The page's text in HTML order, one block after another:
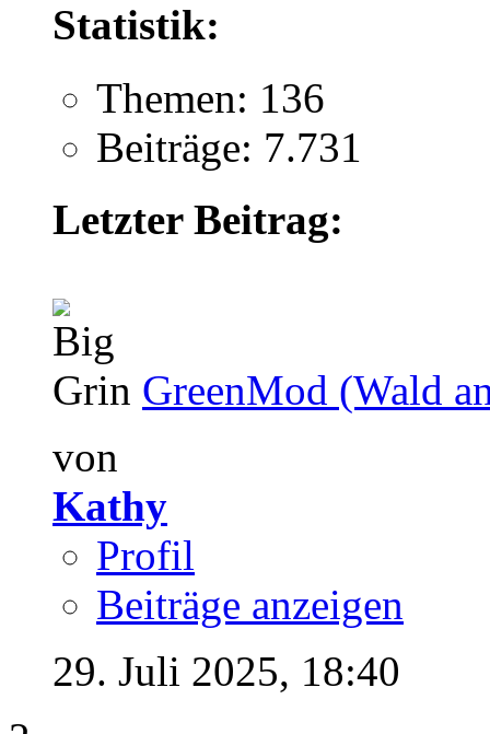
Statistik:
Themen: 136
Beiträge: 7.731
Letzter Beitrag:
GreenMod (Wald
von
Kathy
Profil
Beiträge anzeigen
29. Juli 2025, 18:40